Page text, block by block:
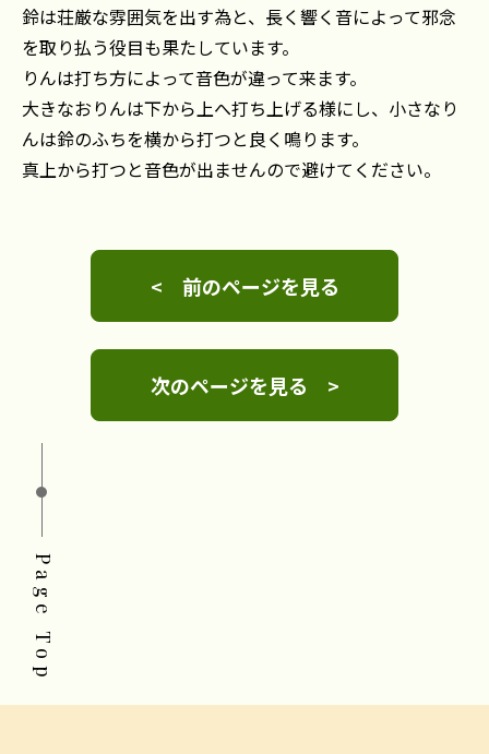
鈴は荘厳な雰囲気を出す為と、長く響く音によって邪念
を取り払う役目も果たしています。
りんは打ち方によって音色が違って来ます。
大きなおりんは下から上へ打ち上げる様にし、小さなり
んは鈴のふちを横から打つと良く鳴ります。
真上から打つと音色が出ませんので避けてください。
< 前のページを見る
次のページを見る >
Page Top